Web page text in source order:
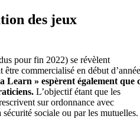
des jeux
pour fin 2022) se révèlent
commercialisé en début d’année
Learn » espèrent également que
L’objectif étant que les
sur ordonnance avec
sociale ou par les mutuelles.